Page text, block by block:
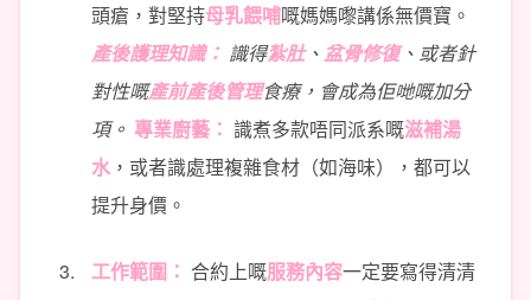
頭瘡，對堅持母乳餵哺嘅媽媽嚟講係無價寶。
產後護理知識： 識得紮肚、 盆骨修復、或者針
對性嘅產前產後管理食療，會成為佢哋嘅加分
項。 專業廚藝： 識煮多款唔同派系嘅滋補湯
水 ，或者識處理複雜食材（如海味），都可以
提升身價。
工作範圍： 合約上嘅服務內容一定要寫得清清